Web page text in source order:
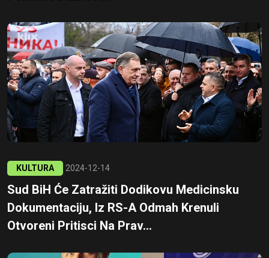
KULTURA 2024-12-14
Sud BiH Će Zatražiti Dodikovu Medicinsku
Dokumentaciju, Iz RS-A Odmah Krenuli
Otvoreni Pritisci Na Prav...